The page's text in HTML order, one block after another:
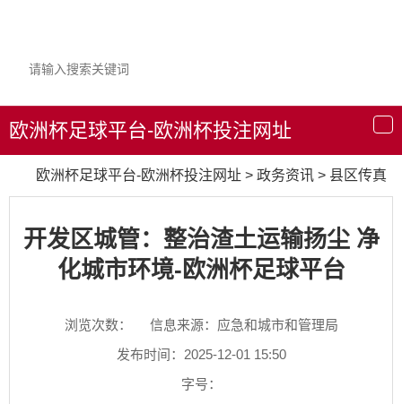
导
航
欧洲杯足球平台-欧洲杯投注网址
欧洲杯足球平台-欧洲杯投注网址 > 政务资讯 > 县区传真
开发区城管：整治渣土运输扬尘 净
化城市环境-欧洲杯足球平台
浏览次数：
信息来源：应急和城市和管理局
发布时间：2025-12-01 15:50
字号：